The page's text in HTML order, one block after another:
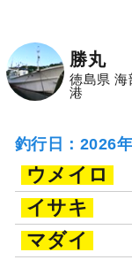
勝丸
徳島県 海
港
釣行日：2026
ウメイロ
イサキ
マダイ